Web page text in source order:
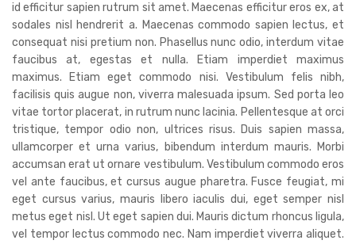
id efficitur sapien rutrum sit amet. Maecenas efficitur eros ex, at
sodales nisl hendrerit a. Maecenas commodo sapien lectus, et
consequat nisi pretium non. Phasellus nunc odio, interdum vitae
faucibus at, egestas et nulla. Etiam imperdiet maximus
maximus. Etiam eget commodo nisi. Vestibulum felis nibh,
facilisis quis augue non, viverra malesuada ipsum. Sed porta leo
vitae tortor placerat, in rutrum nunc lacinia. Pellentesque at orci
tristique, tempor odio non, ultrices risus. Duis sapien massa,
ullamcorper et urna varius, bibendum interdum mauris. Morbi
accumsan erat ut ornare vestibulum. Vestibulum commodo eros
vel ante faucibus, et cursus augue pharetra. Fusce feugiat, mi
eget cursus varius, mauris libero iaculis dui, eget semper nisl
metus eget nisl. Ut eget sapien dui. Mauris dictum rhoncus ligula,
vel tempor lectus commodo nec. Nam imperdiet viverra aliquet.